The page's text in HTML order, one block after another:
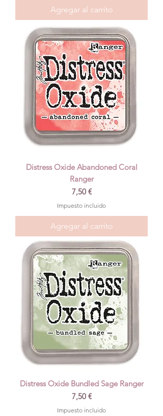
Agregar al carrito
Distress Oxide Abandoned Coral
Ranger
Precio
7,50 €
Impuesto incluido
Agregar al carrito
Distress Oxide Bundled Sage Ranger
Precio
7,50 €
Impuesto incluido